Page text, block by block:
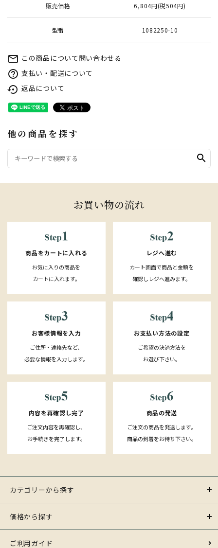
販売価格 6,804円(税504円)
型番 1082250-10
mail_outline この商品について問い合わせる
help_outline 支払い・配送について
settings_backup_restore 返品について
他の商品を探す
search
お買い物の流れ
商品をカートに入れる
お気に入りの商品を
カートに入れます。
レジへ進む
カート画面で商品と金額を
確認しレジへ進みます。
お客様情報を入力
ご住所・連絡先など、
必要な情報を入力します。
お支払い方法の設定
ご希望の決済方法を
お選び下さい。
内容を再確認し完了
ご注文内容を再確認し、
お手続きを完了します。
商品の発送
ご注文の商品を発送します。
商品の到着をお待ち下さい。
カテゴリーから探す
価格から探す
ご利用ガイド